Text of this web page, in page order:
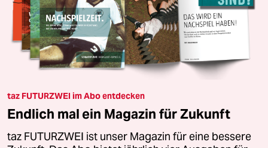
taz FUTURZWEI im Abo entdecken
Endlich mal ein Magazin für Zukunft
taz FUTURZWEI ist unser Magazin für eine bessere